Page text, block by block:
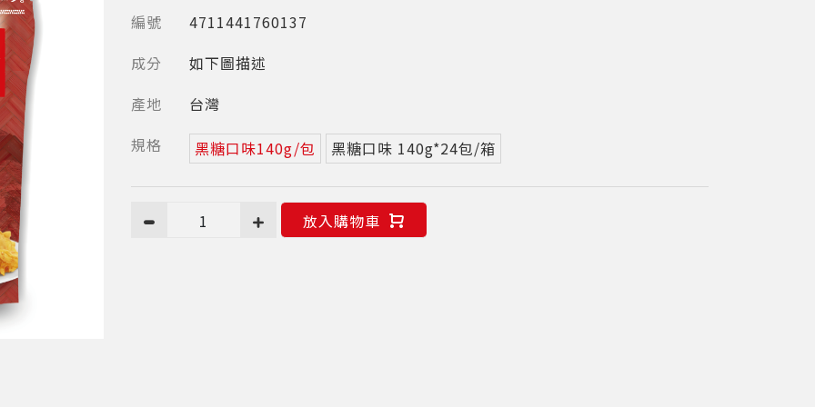
編號
4711441760137
成分
如下圖描述
產地
台灣
規格
黑糖口味140g/包 黑糖口味 140g*24包/箱
1 放入購物車